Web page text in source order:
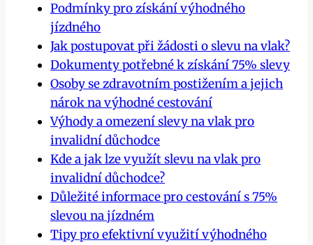
Podmínky pro získání výhodného
jízdného
Jak postupovat při žádosti o slevu na vlak?
Dokumenty potřebné k získání 75% slevy
Osoby se zdravotním postižením a jejich
nárok na výhodné cestování
Výhody a omezení slevy na vlak pro
invalidní důchodce
Kde a jak lze využít slevu na vlak pro
invalidní důchodce?
Důležité informace pro cestování s 75%
slevou na jízdném
Tipy pro efektivní využití výhodného